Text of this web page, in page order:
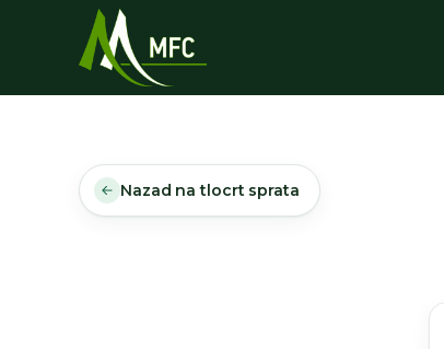
Nazad na tlocrt sprata